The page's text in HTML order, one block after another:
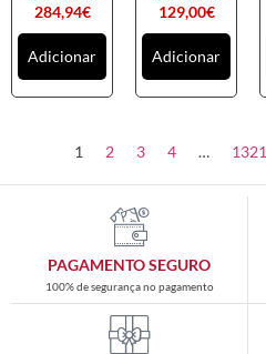
284,94€
Adicionar
129,00€
Adicionar
1 2 3 4 … 1321
PAGAMENTO SEGURO
100% de segurança no pagamento